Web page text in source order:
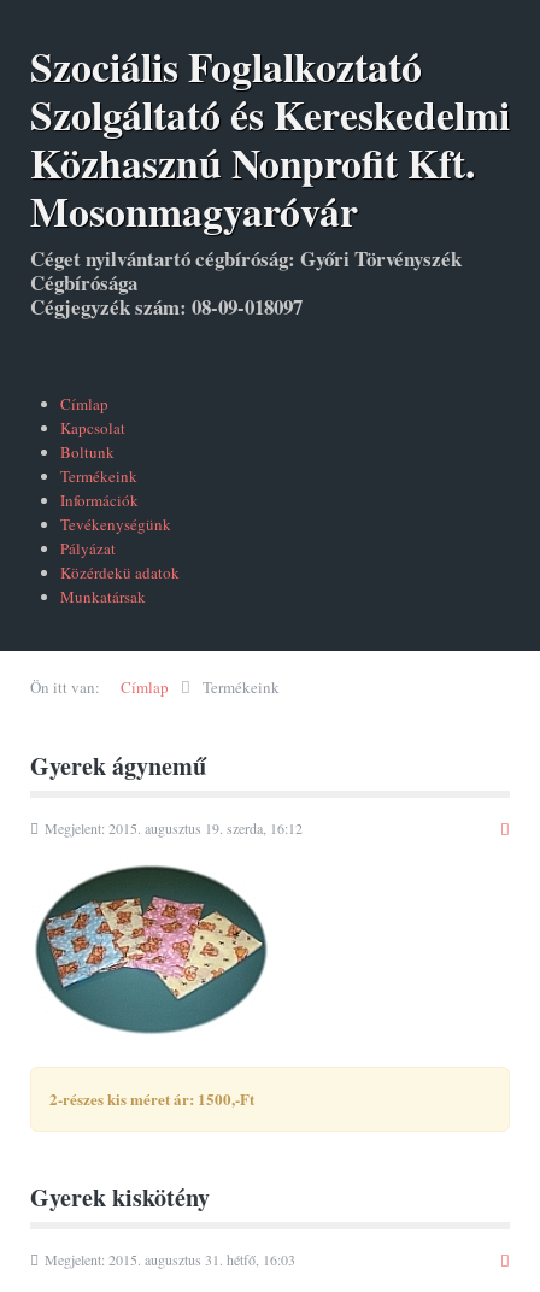
Szociális Foglalkoztató
Szolgáltató és Kereskedelmi
Közhasznú Nonprofit Kft.
Mosonmagyaróvár
Céget nyilvántartó cégbíróság: Győri Törvényszék
Cégbírósága
Cégjegyzék szám: 08-09-018097
Címlap
Kapcsolat
Boltunk
Termékeink
Információk
Tevékenységünk
Pályázat
Közérdekü adatok
Munkatársak
Ön itt van: Címlap Termékeink
Gyerek ágynemű
Megjelent: 2015. augusztus 19. szerda, 16:12
2-részes kis méret ár: 1500,-Ft
Gyerek kiskötény
Megjelent: 2015. augusztus 31. hétfő, 16:03